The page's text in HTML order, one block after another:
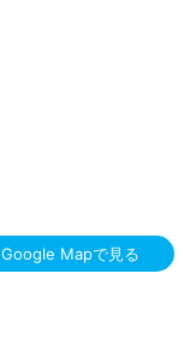
Google Mapで見る